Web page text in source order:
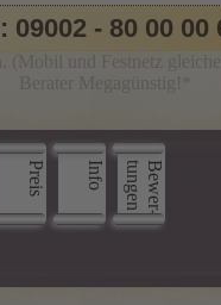
Preis Info B
e
w
e
r
­
t
u
n
g
e
n
09002 - 80 00 00